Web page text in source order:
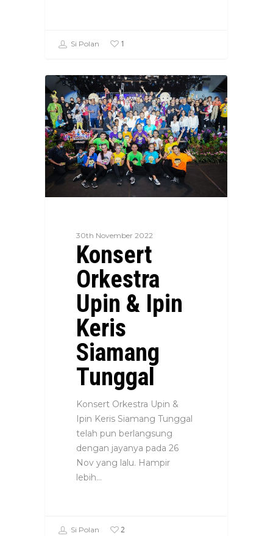
Si Polan 1
30th November 2022
Konsert
Orkestra
Upin & Ipin
Keris
Siamang
Tunggal
Konsert Orkestra Upin &
Ipin Keris Siamang Tunggal
telah pun berlangsung
dengan jayanya pada 26
Nov yang lalu. Hampir
lebih…
Si Polan 2